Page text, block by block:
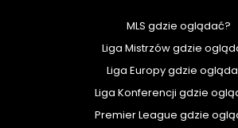
MLS gdzie oglądać?
Liga Mistrzów gdzie
Liga Europy gdzie
Liga Konferencji gdzie
Premier League gdzie